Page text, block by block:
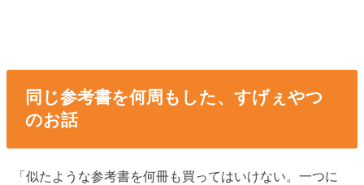
同じ参考書を何周もした、すげぇやつ
のお話
「似たような参考書を何冊も買ってはいけない。一つに